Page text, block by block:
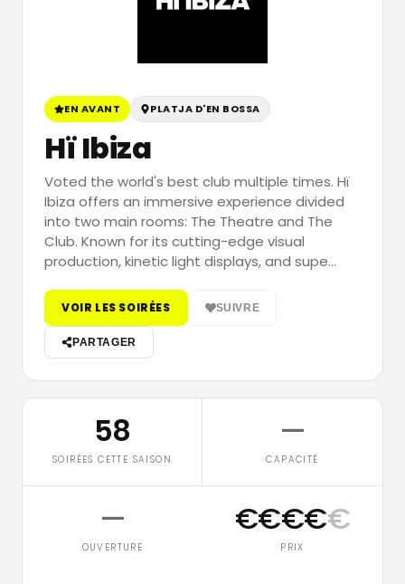
EN AVANT PLATJA D'EN BOSSA
Hï Ibiza
Voted the world's best club multiple times. Hï
Ibiza offers an immersive experience divided
into two main rooms: The Theatre and The
Club. Known for its cutting-edge visual
production, kinetic light displays, and supe…
VOIR LES SOIRÉES SUIVRE
PARTAGER
58
SOIRÉES CETTE SAISON
—
CAPACITÉ
—
OUVERTURE
€€€€€
PRIX